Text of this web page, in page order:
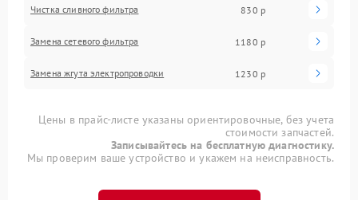
Чистка сливного фильтра 830 р
Замена сетевого фильтра 1180 р
Замена жгута электропроводки 1230 р
Цены в прайс-листе указаны ориентировочные, без учета
стоимости запчастей.
Записывайтесь на бесплатную диагностику.
Мы проверим ваше устройство и укажем на неисправность.